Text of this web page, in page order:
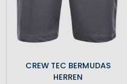
CREW TEC BERMUDAS
HERREN